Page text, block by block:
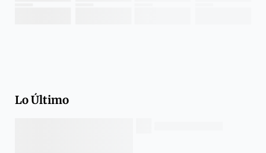
Lo Último